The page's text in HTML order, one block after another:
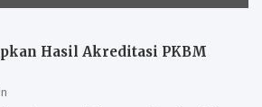
Hasil Akreditasi PKBM